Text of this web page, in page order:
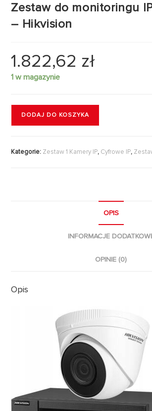
Zestaw do monitoringu
– Hikvision
1.822,62 zł
1 w magazynie
DODAJ DO KOSZYKA
Kategorie: Zestaw 1 Kamery IP, Cyfrowe IP,
OPIS
INFORMACJE
OPINIE (0)
Opis